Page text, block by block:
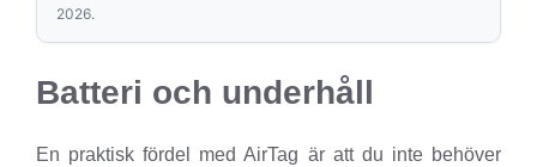
2026.
Batteri och underhåll
En praktisk fördel med AirTag är att du inte behöver